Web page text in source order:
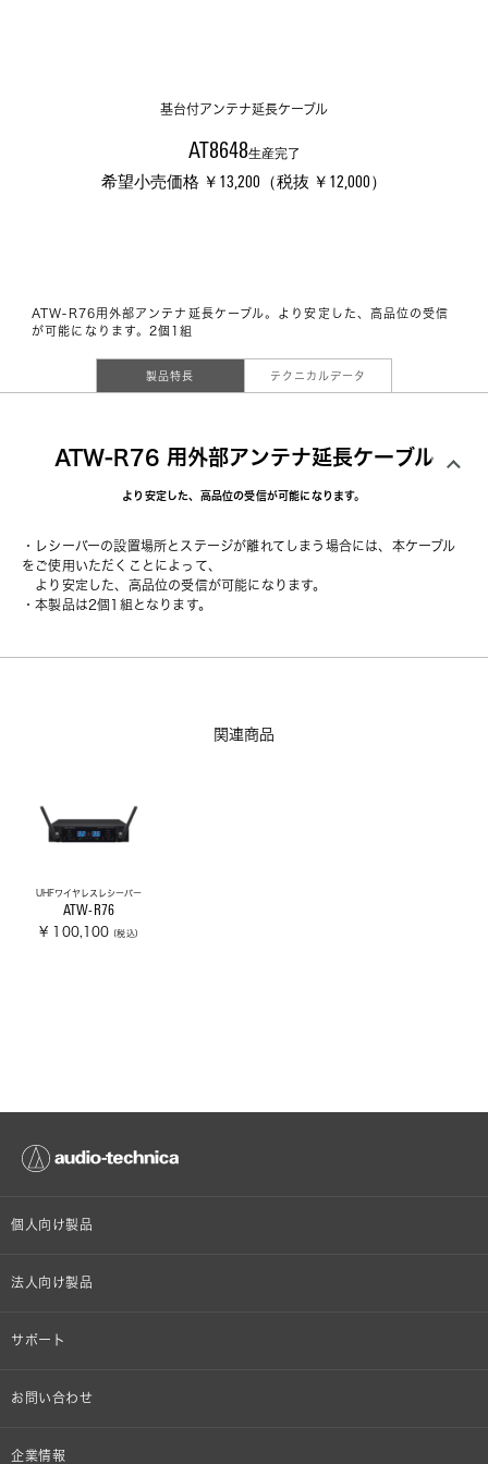
基台付アンテナ延長ケーブル
AT8648生産完了
希望小売価格 ￥13,200（税抜 ￥12,000）
ATW-R76用外部アンテナ延長ケーブル。より安定した、高品位の受信
が可能になります。2個1組
製品特長 テクニカルデータ
ATW-R76 用外部アンテナ延長ケーブル
より安定した、高品位の受信が可能になります。
・レシーバーの設置場所とステージが離れてしまう場合には、本ケーブル
をご使用いただくことによって、
より安定した、高品位の受信が可能になります。
・本製品は2個1組となります。
関連商品
UHFワイヤレスレシーバー
ATW-R76
¥ 100,100 (税込)
個人向け製品
オンラインストア限定
法人向け製品
設備音響機器
サポート
個人向け製品サポート
お問い合わせ
その他、メディア 取材関連等のお問い合わせ
企業情報